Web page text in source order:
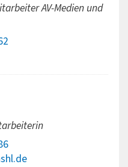
AV-Medien und